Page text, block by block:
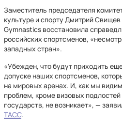
Заместитель председателя
культуре и спорту Дмитрий Свищев
Gymnastics восстановила
российских спортсменов,
западных стран».
«Убежден, что будут приходить
допуске наших спортсменов,
на мировых аренах. И, как мы
проблем, кроме визовых
государств, не возникает», —
ТАСС.